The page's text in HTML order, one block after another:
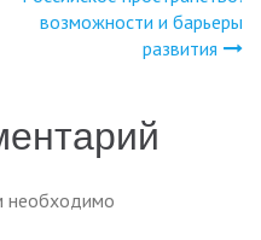
возможности и барьеры
развития
необходимо